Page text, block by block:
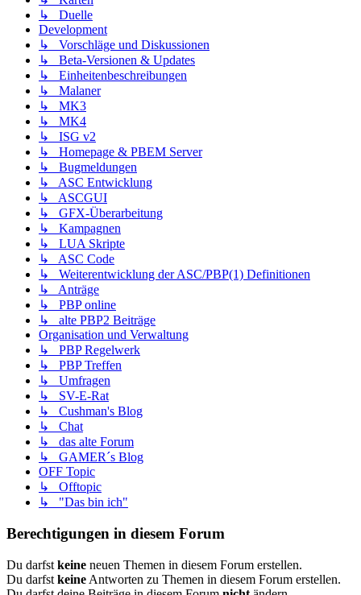
↳ Duelle
Development
↳ Vorschläge und Diskussionen
↳ Beta-Versionen & Updates
↳ Einheitenbeschreibungen
↳ Malaner
↳ MK3
↳ MK4
↳ ISG v2
↳ Homepage & PBEM Server
↳ Bugmeldungen
↳ ASC Entwicklung
↳ ASCGUI
↳ GFX-Überarbeitung
↳ Kampagnen
↳ LUA Skripte
↳ ASC Code
↳ Weiterentwicklung der ASC/PBP(1) Definitionen
↳ Anträge
↳ PBP online
↳ alte PBP2 Beiträge
Organisation und Verwaltung
↳ PBP Regelwerk
↳ PBP Treffen
↳ Umfragen
↳ SV-E-Rat
↳ Cushman's Blog
↳ Chat
↳ das alte Forum
↳ GAMER´s Blog
OFF Topic
↳ Offtopic
↳ "Das bin ich"
Berechtigungen in diesem Forum
Du darfst keine neuen Themen in diesem Forum erstellen.
Du darfst keine Antworten zu Themen in diesem Forum erstellen.